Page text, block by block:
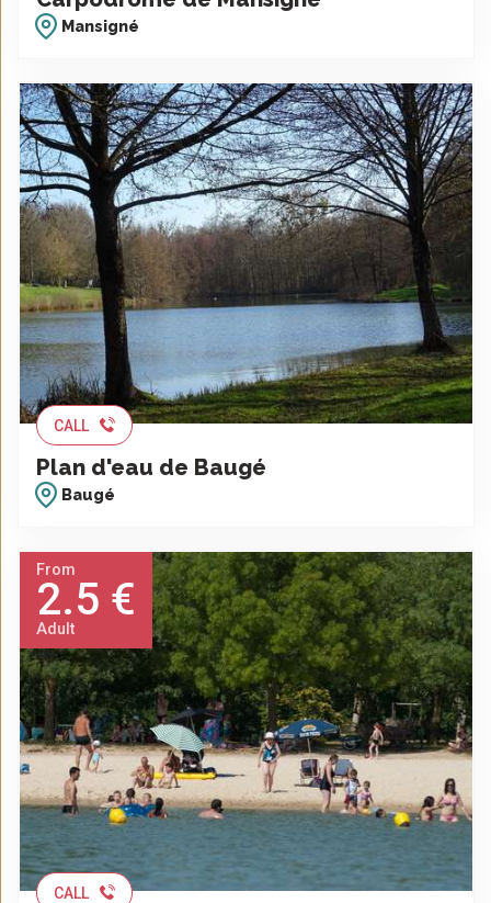
Mansigné
CALL
Plan d'eau de Baugé
Baugé
From
2.5 €
Adult
CALL